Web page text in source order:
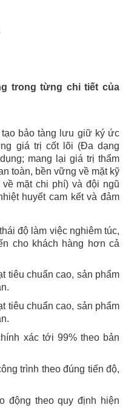
trong từng chi tiết của
bảo tàng lưu giữ ký ức
giá trị cốt lõi (Đa dạng
mang lại giá trị thẩm
toàn, bền vững về mặt kỹ
mặt chi phí) và đội ngũ
huyết cam kết và đảm
độ làm việc nghiêm túc,
cho khách hàng hơn cả
tiêu chuẩn cao, sản phẩm
tiêu chuẩn cao, sản phẩm
xác tới 99% theo bản
trình theo đúng tiến độ,
động theo quy định hiện